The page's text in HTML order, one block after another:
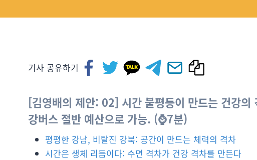
기사 공유하기
[김영배의 제안: 02] 시간 불평등이 만드는 건강
강버스 절반 예산으로 가능. (⌚7분)
평평한 강남, 비탈진 강북: 공간이 만드는 체력의 격차
시간은 생체 리듬이다: 수면 격차가 건강 격차를 만든다